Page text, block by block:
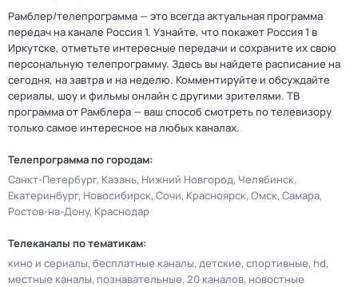
Рамблер/телепрограмма — это всегда актуальная программа
передач на канале Россия 1. Узнайте, что покажет Россия 1 в
Иркутске, отметьте интересные передачи и сохраните их свою
персональную телепрограмму. Здесь вы найдете расписание на
сегодня, на завтра и на неделю. Комментируйте и обсуждайте
сериалы, шоу и фильмы онлайн с другими зрителями. ТВ
программа от Рамблера — ваш способ смотреть по телевизору
только самое интересное на любых каналах.
Телепрограмма по городам:
Санкт-Петербург Казань Нижний Новгород Челябинск
Екатеринбург Новосибирск Сочи Красноярск Омск Самара
Ростов-на-Дону Краснодар
Телеканалы по тематикам:
кино и сериалы бесплатные каналы детские спортивные hd
местные каналы познавательные 20 каналов новостные